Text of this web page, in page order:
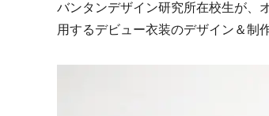
バンタンデザイン研究所在校生が、
用するデビュー衣装のデザイン＆制